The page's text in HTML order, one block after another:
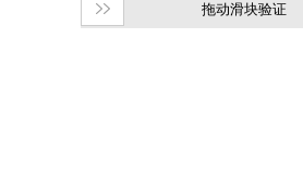
拖动滑块验证